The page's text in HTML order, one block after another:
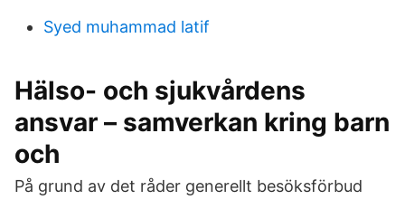
Syed muhammad latif
Hälso- och sjukvårdens
ansvar – samverkan kring barn
och
På grund av det råder generellt besöksförbud